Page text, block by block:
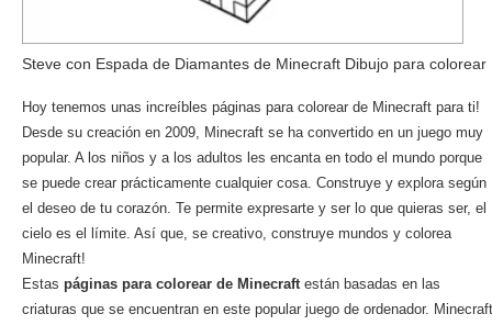
Steve con Espada de Diamantes de Minecraft Dibujo para colorear
Hoy tenemos unas increíbles páginas para colorear de Minecraft para ti!
Desde su creación en 2009, Minecraft se ha convertido en un juego muy
popular. A los niños y a los adultos les encanta en todo el mundo porque
se puede crear prácticamente cualquier cosa. Construye y explora según
el deseo de tu corazón. Te permite expresarte y ser lo que quieras ser, el
cielo es el límite. Así que, se creativo, construye mundos y colorea
Minecraft!
Estas páginas para colorear de Minecraftestán basadas en las
criaturas que se encuentran en este popular juego de ordenador. Minecraft